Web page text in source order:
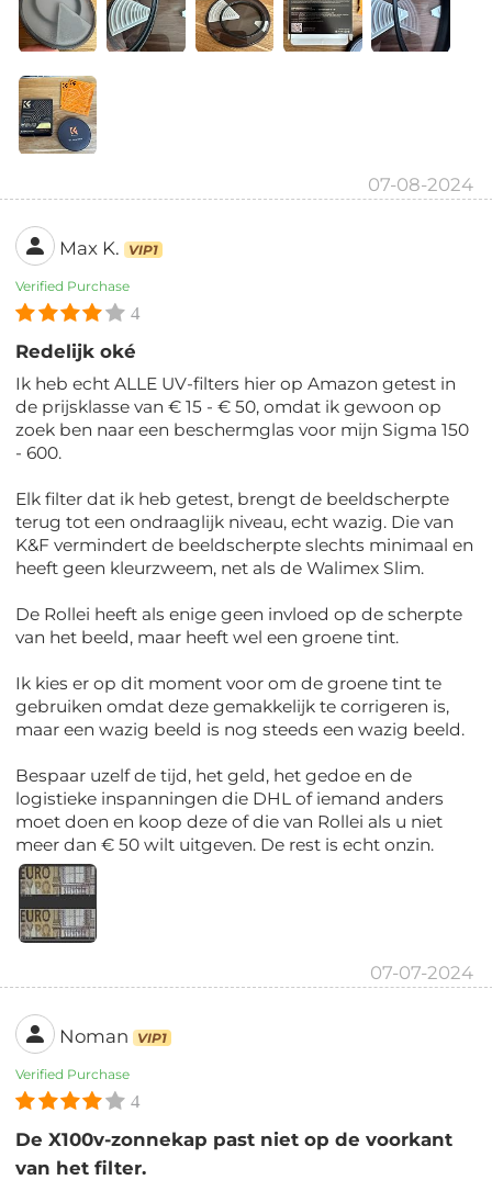
07-08-2024
Max K. VIP1
Verified Purchase
4
Redelijk oké
Ik heb echt ALLE UV-filters hier op Amazon getest in
de prijsklasse van € 15 - € 50, omdat ik gewoon op
zoek ben naar een beschermglas voor mijn Sigma 150
- 600.
Elk filter dat ik heb getest, brengt de beeldscherpte
terug tot een ondraaglijk niveau, echt wazig. Die van
K&F vermindert de beeldscherpte slechts minimaal en
heeft geen kleurzweem, net als de Walimex Slim.
De Rollei heeft als enige geen invloed op de scherpte
van het beeld, maar heeft wel een groene tint.
Ik kies er op dit moment voor om de groene tint te
gebruiken omdat deze gemakkelijk te corrigeren is,
maar een wazig beeld is nog steeds een wazig beeld.
Bespaar uzelf de tijd, het geld, het gedoe en de
logistieke inspanningen die DHL of iemand anders
moet doen en koop deze of die van Rollei als u niet
meer dan € 50 wilt uitgeven. De rest is echt onzin.
07-07-2024
Noman VIP1
Verified Purchase
4
De X100v-zonnekap past niet op de voorkant
van het filter.